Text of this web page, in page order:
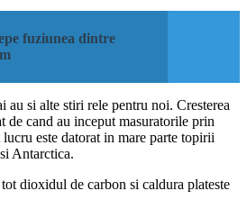
fuziunea dintre
si alte stiri rele pentru noi. Cresterea
de cand au inceput masuratorile prin
este datorat in mare parte topirii
Antarctica.
dioxidul de carbon si caldura plateste